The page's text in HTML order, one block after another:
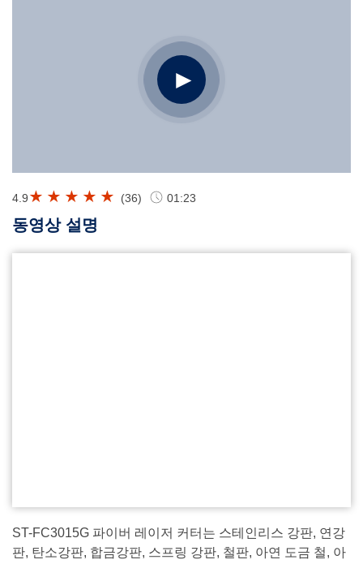
4.9 (36) 01:23
동영상 설명
ST-FC3015G 파이버 레이저 커터는 스테인리스 강판, 연강
판, 탄소강판, 합금강판, 스프링 강판, 철판, 아연 도금 철, 아